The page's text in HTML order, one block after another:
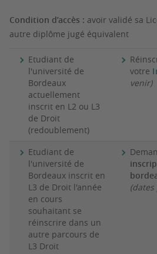
Condition d’accès : avoir validé sa
autre diplôme jugé équivalent
Etudiant de
l'université de
Bordeaux
actuellement
inscrit en L2 ou L3
de Droit
(redoublement)
votre
venir)
Etudiant de
l'université de
Bordeaux inscrit en
L3 de Droit l'année
en cours
souhaitant se
réinscrire dans un
autre parcours de
L3 Droit